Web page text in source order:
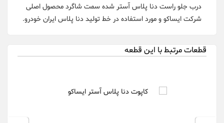
درب جلو راست دنا پلاس آستر شده سمت شاگرد محصول اصلی
شرکت ایساکو و مورد استفاده در خط تولید دنا پلاس ایران خودرو.
قطعات مرتبط با این قطعه